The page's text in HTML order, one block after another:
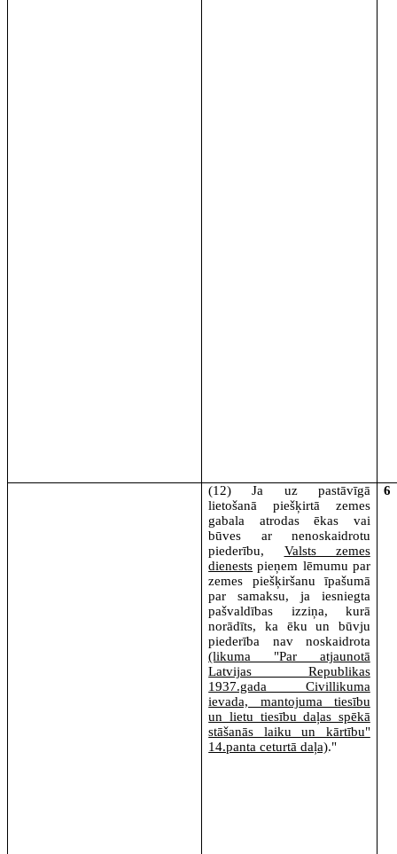
(12) Ja uz pastāvīgā
lietošanā piešķirtā zemes
gabala atrodas ēkas vai
būves ar nenoskaidrotu
piederību, Valsts zemes
dienests pieņem lēmumu par
zemes piešķiršanu īpašumā
par samaksu, ja iesniegta
pašvaldības izziņa, kurā
norādīts, ka ēku un būvju
piederība nav noskaidrota
(likuma "Par atjaunotā
Latvijas Republikas
1937.gada Civillikuma
ievada, mantojuma tiesību
un lietu tiesību daļas spēkā
stāšanās laiku un kārtību"
14.panta ceturtā daļa)."
6